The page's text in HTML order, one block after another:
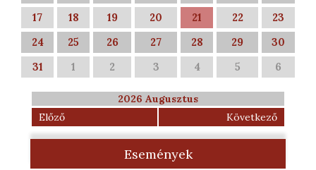
17
18 19 20 21 22
23
24
25 26 27 28 29
30
31
1 2 3 4 5 6
2026 Augusztus
Előző
Következő
Események